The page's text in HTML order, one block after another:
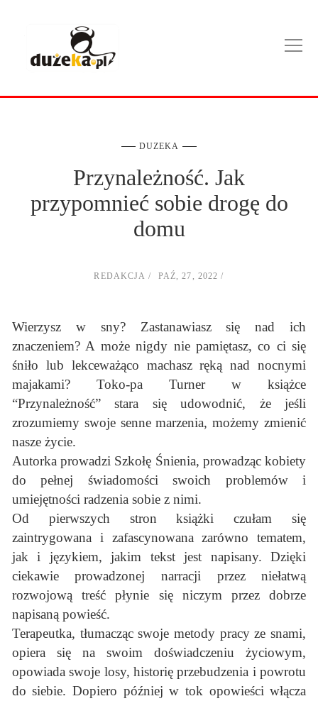
DUZEKA
Przynależność. Jak
przypomnieć sobie drogę do
domu
REDAKCJA PAŹ, 27, 2022
Wierzysz w sny? Zastanawiasz się nad ich
znaczeniem? A może nigdy nie pamiętasz, co ci się
śniło lub lekceważąco machasz ręką nad nocnymi
majakami? Toko-pa Turner w książce
“Przynależność” stara się udowodnić, że jeśli
zrozumiemy swoje senne marzenia, możemy zmienić
nasze życie.
Autorka prowadzi Szkołę Śnienia, prowadząc kobiety
do pełnej świadomości swoich problemów i
umiejętności radzenia sobie z nimi.
Od pierwszych stron książki czułam się
zaintrygowana i zafascynowana zarówno tematem,
jak i językiem, jakim tekst jest napisany. Dzięki
ciekawie prowadzonej narracji przez niełatwą
rozwojową treść płynie się niczym przez dobrze
napisaną powieść.
Terapeutka, tłumacząc swoje metody pracy ze snami,
opiera się na swoim doświadczeniu życiowym,
opowiada swoje losy, historię przebudzenia i powrotu
do siebie. Dopiero później w tok opowieści włącza